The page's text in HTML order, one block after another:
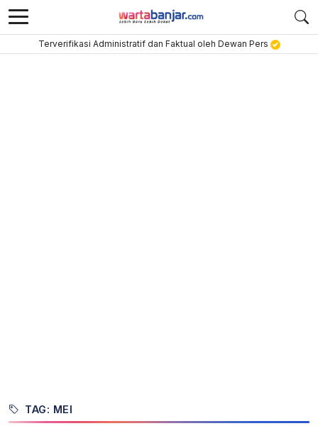
Terverifikasi Administratif dan Faktual oleh Dewan Pers
TAG: MEI